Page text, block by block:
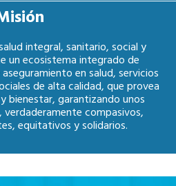
integral, sanitario, social y
un ecosistema integrado de
en salud, servicios
de alta calidad, que provea
bienestar, garantizando unos
compasivos,
equitativos y solidarios.